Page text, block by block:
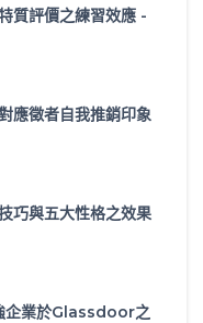
質評價之練習效應 -
應徵者自我推銷印象
巧與五大性格之效果
企業於Glassdoor之